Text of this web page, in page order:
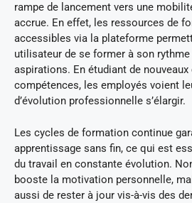
rampe de lancement vers une
accrue. En effet, les ressources de
accessibles via la plateforme
utilisateur de se former à son
aspirations. En étudiant de nouveaux
compétences, les employés voient
d’évolution professionnelle s’élargir.
Les cycles de formation continue
apprentissage sans fin, ce qui est
du travail en constante évolution.
booste la motivation personnelle,
aussi de rester à jour vis-à-vis des